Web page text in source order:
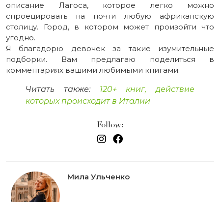
описание Лагоса, которое легко можно
спроецировать на почти любую африканскую
столицу. Город, в котором может произойти что
угодно.
Я благадорю девочек за такие изумительные
подборки. Вам предлагаю поделиться в
комментариях вашими любимыми книгами.
Читать также: 120+ книг, действие
которых происходит в Италии
Follow:
Мила Ульченко